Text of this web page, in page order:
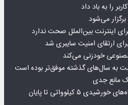
را به باد داد
می‌شود
ارتقای امنیت سایبری شد
خودزنی می‌کند
به سال‌های گذشته موفق‌تر بوده است
مانع جدی
تجهیز ۱۲ هزار مدرسه به نیروگاه‌های خورشیدی ۵ کیلوواتی تا پایان